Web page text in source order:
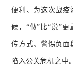
便利、为这次战疫
候，“做”比“说”更
传方式、警惕负面
陷入公关危机之中。